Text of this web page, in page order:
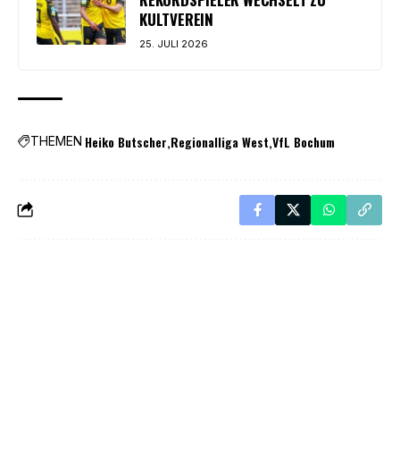
KULTVEREIN
25. JULI 2026
THEMEN Heiko Butscher Regionalliga West VfL Bochum